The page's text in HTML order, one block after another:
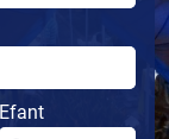
Efant